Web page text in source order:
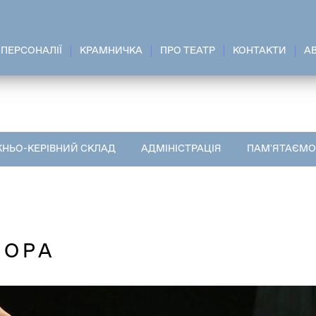
ПЕРСОНАЛІЇ КРАМНИЧКА ПРО ТЕАТР КОНТАКТИ
КЕРІВНИЙ СКЛАД АДМІНІСТРАЦІЯ ПАМ'ЯТАЄМО